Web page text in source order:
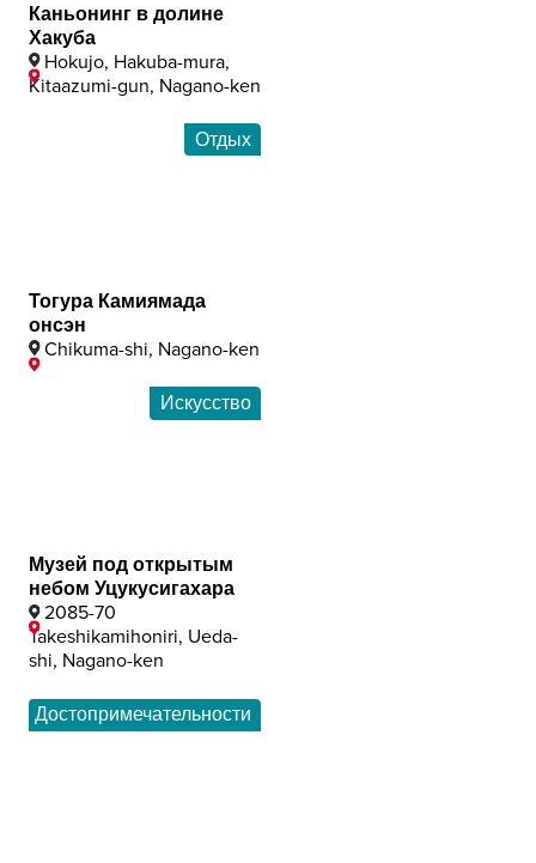
Каньонинг в долине
Хакуба
Hokujo, Hakuba-mura,
Kitaazumi-gun, Nagano-ken
Отдых
Тогура Камиямада
онсэн
Chikuma-shi, Nagano-ken
Искусство
Музей под открытым
небом Уцукусигахара
2085-70
Takeshikamihoniri, Ueda-
shi, Nagano-ken
Достопримечательности